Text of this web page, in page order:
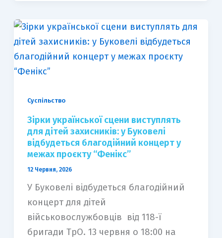
Суспільство
Зірки української сцени виступлять
для дітей захисників: у Буковелі
відбудеться благодійний концерт у
межах проєкту “Фенікс”
12 Червня, 2026
У Буковелі відбудеться благодійний
концерт для дітей
військовослужбовців від 118-ї
бригади ТрО. 13 червня о 18:00 на